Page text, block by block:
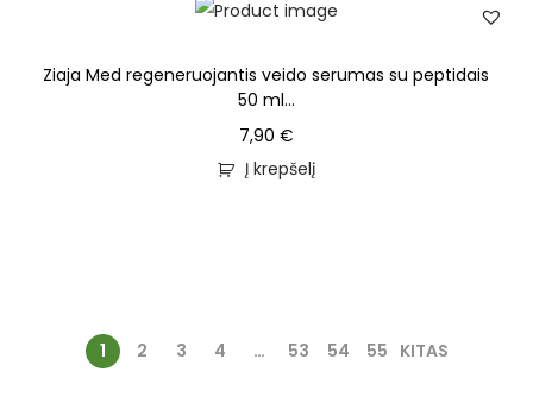
Ziaja Med regeneruojantis veido serumas su peptidais
50 ml...
7,90 €
Į krepšelį
1 2 3 4 … 53 54 55 KITAS